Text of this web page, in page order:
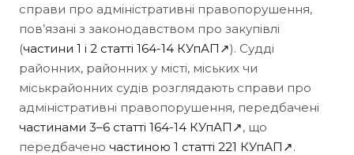
справи про адміністративні правопорушення,
пов’язані з законодавством про закупівлі
(частини 1 і 2 статті 164-14 КУпАП↗). Судді
районних, районних у місті, міських чи
міськрайонних судів розглядають справи про
адміністративні правопорушення, передбачені
частинами 3–6 статті 164-14 КУпАП↗, що
передбачено частиною 1 статті 221 КУпАП↗.